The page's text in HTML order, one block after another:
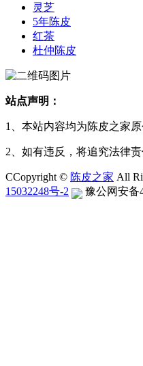
灵芝
5年陈皮
红茶
杜仲陈皮
站点声明：
1、本站内容均为陈皮之家
2、如有违反，将追究法律责
CCopyright © 陈皮之家 All
15032248号-2
豫公网安备